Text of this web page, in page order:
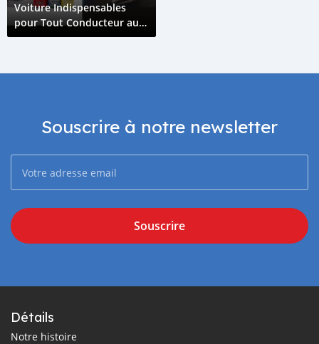
Voiture Indispensables
pour Tout Conducteur aux
Comores
Souscrire à notre newsletter
Souscrire
Détails
Notre histoire